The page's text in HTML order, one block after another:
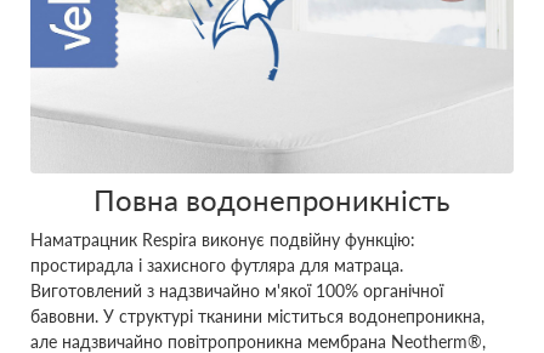
Повна водонепроникність
Наматрацник Respira виконує подвійну функцію:
простирадла і захисного футляра для матраца.
Виготовлений з надзвичайно м'якої 100% органічної
бавовни. У структурі тканини міститься водонепроникна,
але надзвичайно повітропроникна мембрана Neotherm®,